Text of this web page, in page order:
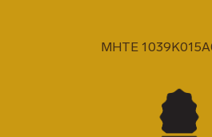
MHTE